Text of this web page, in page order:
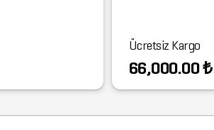
Ücretsiz Kargo
66,000.00 ₺